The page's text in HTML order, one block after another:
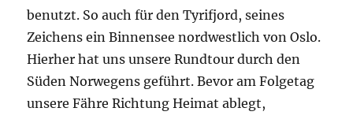
benutzt. So auch für den Tyrifjord, seines
Zeichens ein Binnensee nordwestlich von Oslo.
Hierher hat uns unsere Rundtour durch den
Süden Norwegens geführt. Bevor am Folgetag
unsere Fähre Richtung Heimat ablegt,